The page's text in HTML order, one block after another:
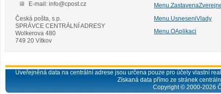
E-mail: info@cpost.cz
Česká pošta, s.p.
SPRÁVCE CENTRÁLNÍ ADRESY
Wolkerova 480
749 20 Vítkov
Menu.UsneseniVlady
Menu.OAplikaci
Uveřejněná data na centrální adrese jsou určena pouze pro účely vlastní
Získaná data přímo ze stránek
Copyright © 2000-2026